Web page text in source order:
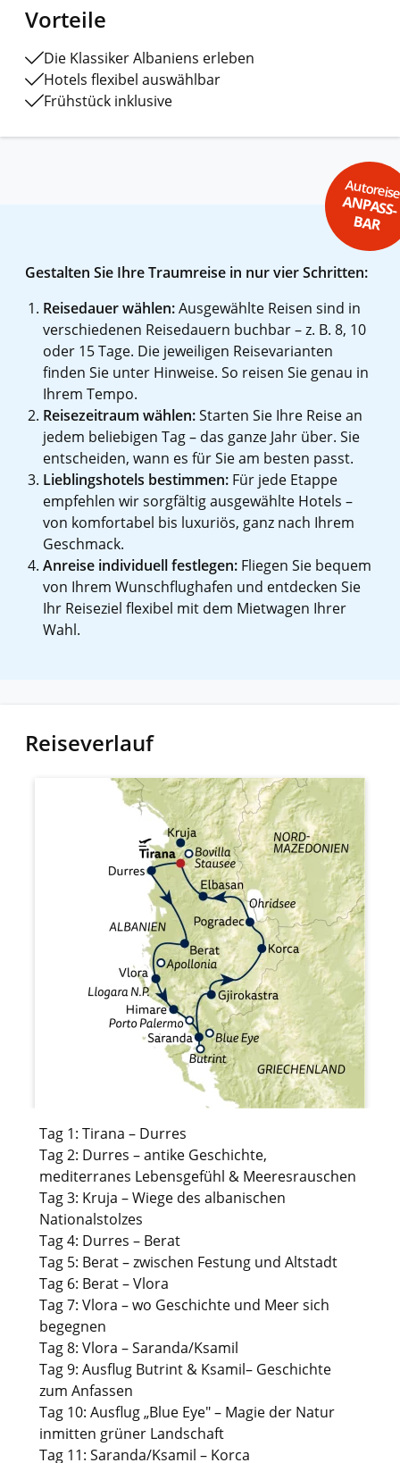
Vorteile
Die Klassiker Albaniens erleben
Hotels flexibel auswählbar
Frühstück inklusive
ANPASS-
BAR
Gestalten Sie Ihre Traumreise in nur vier Schritten:
Reisedauer wählen:Ausgewählte Reisen sind in
verschiedenen Reisedauern buchbar – z. B. 8, 10
oder 15 Tage. Die jeweiligen Reisevarianten
finden Sie unter Hinweise. So reisen Sie genau in
Ihrem Tempo.
Reisezeitraum wählen:Starten Sie Ihre Reise an
jedem beliebigen Tag – das ganze Jahr über. Sie
entscheiden, wann es für Sie am besten passt.
Lieblingshotels bestimmen: Für jede Etappe
empfehlen wir sorgfältig ausgewählte Hotels –
von komfortabel bis luxuriös, ganz nach Ihrem
Geschmack.
Anreise individuell festlegen: Fliegen Sie bequem
von Ihrem Wunschflughafen und entdecken Sie
Ihr Reiseziel flexibel mit dem Mietwagen Ihrer
Wahl.
Reiseverlauf
Tag 1: Tirana – Durres
Tag 2: Durres – antike Geschichte,
mediterranes Lebensgefühl & Meeresrauschen
Tag 3: Kruja – Wiege des albanischen
Nationalstolzes
Tag 4: Durres – Berat
Tag 5: Berat – zwischen Festung und Altstadt
Tag 6: Berat – Vlora
Tag 7: Vlora – wo Geschichte und Meer sich
begegnen
Tag 8: Vlora – Saranda/Ksamil
Tag 9: Ausflug Butrint & Ksamil– Geschichte
zum Anfassen
Tag 10: Ausflug „Blue Eye" – Magie der Natur
inmitten grüner Landschaft
Tag 11: Saranda/Ksamil – Korca